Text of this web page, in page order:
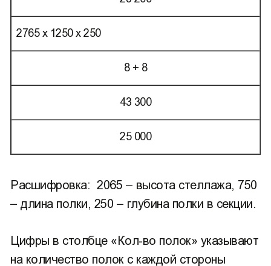
2765 х 1250 х 250
8 + 8
43 300
25 000
Расшифровка: 2065 – высота стеллажа, 750
– длина полки, 250 – глубина полки в секции.
Цифры в столбце «Кол-во полок» указывают
на количество полок с каждой стороны